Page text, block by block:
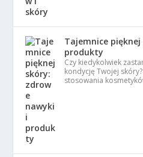
Tajemnice
produkty
Czy kiedykolwiek
kondycję Twojej
stosowania